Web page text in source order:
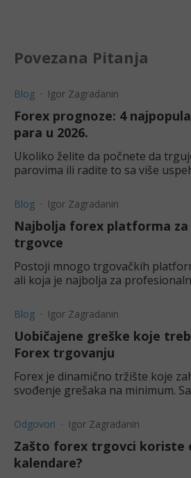
Povezana Pitanja
Blog Igor Zagradanin
Forex prognoze: 4
para u 2026.
Ukoliko želite da počnete da
parovima ili radite to sa više
Blog Igor Zagradanin
Najbolja forex platforma
trgovce
Postoji mnogo trgovačkih
ali koja je najbolja za
Blog Igor Zagradanin
Uobičajene greške koje
Forex trgovanju
Forex je dinamično tržište koje
svođenje grešaka na minimum.
Odgovori Igor Zagradanin
Zašto forex trgovci koriste
kalendare?